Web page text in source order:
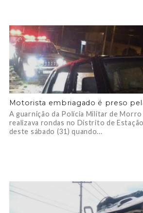
Motorista embriagado é preso
A guarnição da Polícia Militar de Morro
realizava rondas no Distrito de
deste sábado (31) quando...